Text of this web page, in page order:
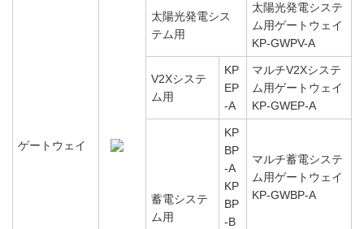
ゲートウェイ
太陽光発電シス
テム用
太陽光発電システ
ム用ゲートウェイ
KP-GWPV-A
V2Xシステ
ム用
KP
EP
-A
マルチV2Xシステ
ム用ゲートウェイ
KP-GWEP-A
蓄電システ
ム用
KP
BP
-A
KP
BP
-B
マルチ蓄電システ
ム用ゲートウェイ
KP-GWBP-A